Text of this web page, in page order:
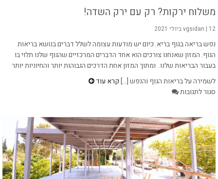
משלוח ירקות? רק עם ירק השדה!
vgsidan | 12 ביולי 2021
נפש בריאה בגוף בריא. כיום יש מודעות עצומה לשלל דברים בנושא בריאות
הגוף. המזון שאנחנו צורכים הוא אחד הדברים המרכזיים שהגוף שלנו תלוי בו
בעבור הבריאות שלנו. ומתוך המזון אחת הדרכים הגבוהות יותר והחיוניות יותר
לשמירה על בריאות הגוף והנפש [...]קרא עוד
סגור לתגובותעל
רק
עם
ירק
השדה!